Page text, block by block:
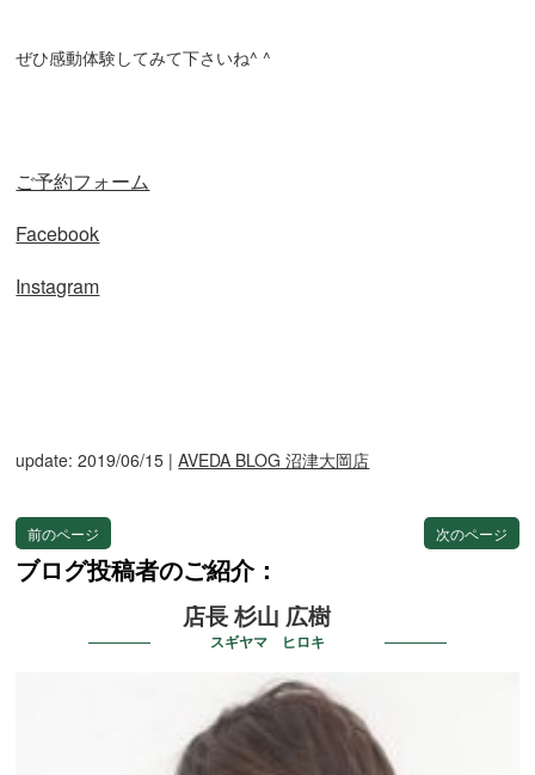
ぜひ感動体験してみて下さいね^ ^
ご予約フォーム
Facebook
Instagram
update: 2019/06/15 |AVEDA BLOG 沼津大岡店
前のページ 次のページ
ブログ投稿者のご紹介：
店長 杉山 広樹
スギヤマ ヒロキ